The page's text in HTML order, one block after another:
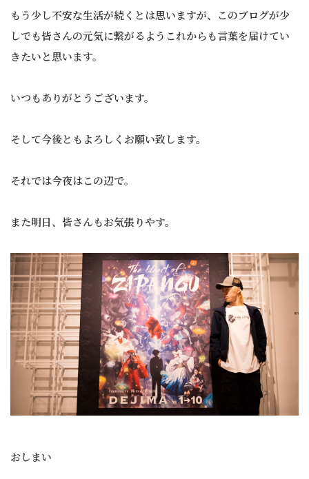
もう少し不安な生活が続くとは思いますが、このブログが少
しでも皆さんの元気に繋がるようこれからも言葉を届けてい
きたいと思います。
いつもありがとうございます。
そして今後ともよろしくお願い致します。
それでは今夜はこの辺で。
また明日、皆さんもお気張りやす。
おしまい